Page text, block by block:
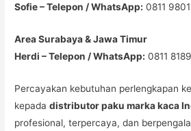
Sofie – Telepon / WhatsApp: 0811
Area Surabaya & Jawa Timur
Herdi – Telepon / WhatsApp: 0811
Percayakan kebutuhan perlengkapan
kepadadistributor paku marka kaca
profesional, terpercaya, dan